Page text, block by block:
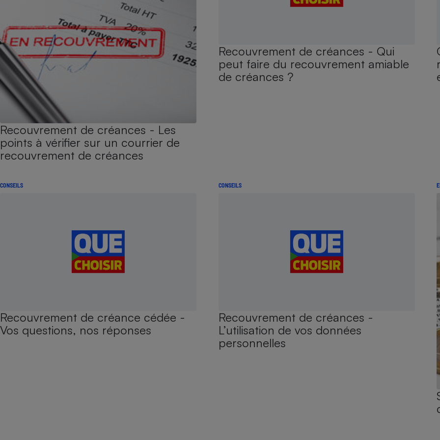
Recouvrement de créances - Les
points à vérifier sur un courrier de
recouvrement de créances
Recouvrement de créances - Qui
peut faire du recouvrement amiable
de créances ?
CONSEILS
Recouvrement de créance cédée -
Vos questions, nos réponses
CONSEILS
Recouvrement de créances -
L’utilisation de vos données
personnelles